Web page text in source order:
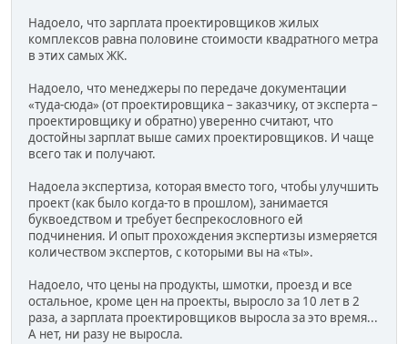
Надоело, что зарплата проектировщиков жилых
комплексов равна половине стоимости квадратного метра
в этих самых ЖК.
Надоело, что менеджеры по передаче документации
«туда-сюда» (от проектировщика – заказчику, от эксперта –
проектировщику и обратно) уверенно считают, что
достойны зарплат выше самих проектировщиков. И чаще
всего так и получают.
Надоела экспертиза, которая вместо того, чтобы улучшить
проект (как было когда-то в прошлом), занимается
буквоедством и требует беспрекословного ей
подчинения. И опыт прохождения экспертизы измеряется
количеством экспертов, с которыми вы на «ты».
Надоело, что цены на продукты, шмотки, проезд и все
остальное, кроме цен на проекты, выросло за 10 лет в 2
раза, а зарплата проектировщиков выросла за это время...
А нет, ни разу не выросла.